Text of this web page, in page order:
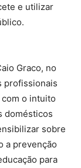
e utilizar
Graco, no
profissionais
o intuito
domésticos
sobre
a prevenção
para